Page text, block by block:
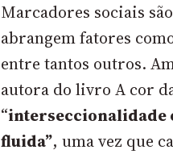
Marcadores sociais
abrangem fatores
entre tantos outros.
autora do livroA cor
“interseccionalidade
fluida”, uma vez que